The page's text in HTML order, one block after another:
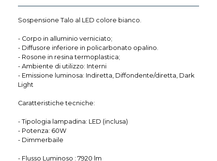
Sospensione Talo al LED colore bianco.
- Corpo in alluminio verniciato;
- Diffusore inferiore in policarbonato opalino.
- Rosone in resina termoplastica;
- Ambiente di utilizzo: Interni
- Emissione luminosa: Indiretta, Diffondente/diretta, Dark
Light
Caratteristiche tecniche:
- Tipologia lampadina: LED (inclusa)
- Potenza: 60W
- Dimmerbaile
- Flusso Luminoso : 7920 lm